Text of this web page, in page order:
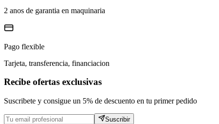
2 anos de garantia en maquinaria
Pago flexible
Tarjeta, transferencia, financiacion
Recibe ofertas exclusivas
Suscribete y consigue un 5% de descuento en tu primer pedido
Suscribir